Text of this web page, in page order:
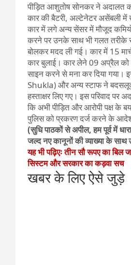
पीड़ित आशुतोष सोनकर ने अदालत
कार की बैटरी, अल्टेनेटर असेंबली में
कार में लगे अन्य सेंसर में मौजूद
करने पर उनके साथ भी गलत तरीके
बोलकर मदद ली गई। कार में 15
कार बुलाई। कार लेने 09 अप्रैल को
साइन करने से मना कर दिया
Shukla) और अन्य स्टाफ ने
हस्ताक्षर लिए गए। इस परिवाद पर
कि अभी पीड़ित और आरोपी पक्ष के
पुलिस को प्रकरण दर्ज करने के
(सुधि पाठकों से अपील, हम पूर्व में
जल्द नए कानूनों की व्याख्या के
यह भी पढ़िएः तीन सौ रूपए का
सिस्टम और सरकार का कड़वा सच
खबर के लिए ऐसे जुड़े